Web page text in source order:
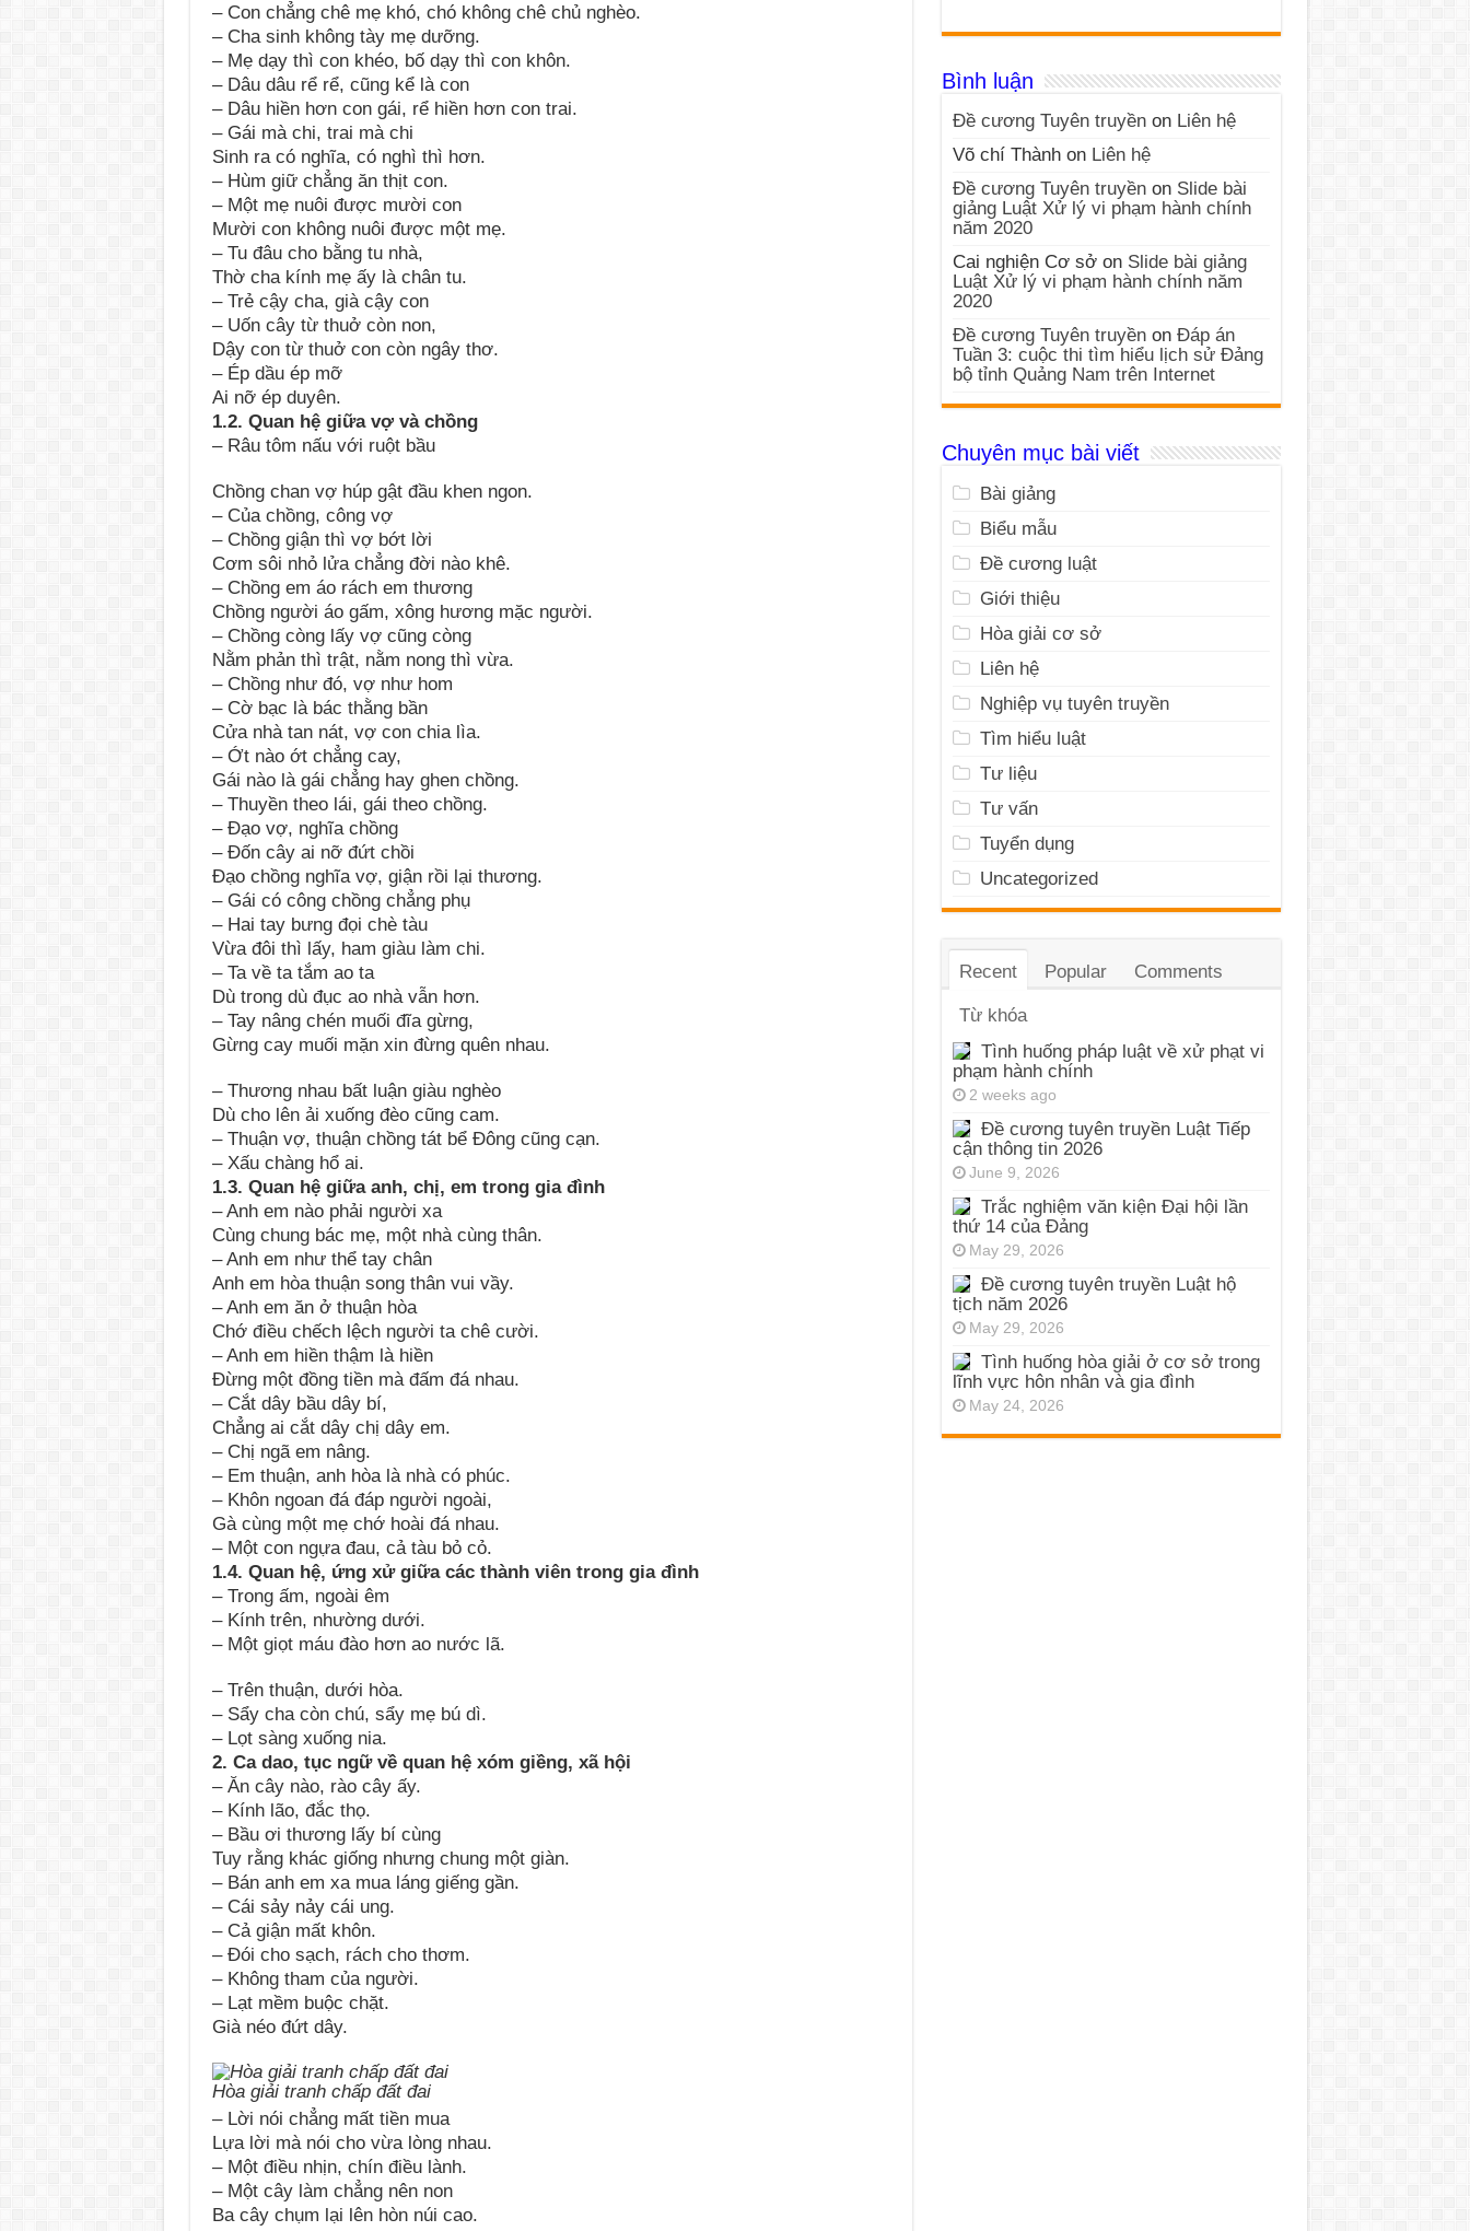
– Con chẳng chê mẹ khó, chó không chê chủ nghèo.
– Cha sinh không tày mẹ dưỡng.
– Mẹ dạy thì con khéo, bố dạy thì con khôn.
– Dâu dâu rể rể, cũng kể là con
– Dâu hiền hơn con gái, rể hiền hơn con trai.
– Gái mà chi, trai mà chi
Sinh ra có nghĩa, có nghì thì hơn.
– Hùm giữ chẳng ăn thịt con.
– Một mẹ nuôi được mười con
Mười con không nuôi được một mẹ.
– Tu đâu cho bằng tu nhà,
Thờ cha kính mẹ ấy là chân tu.
– Trẻ cậy cha, già cậy con
– Uốn cây từ thuở còn non,
Dậy con từ thuở con còn ngây thơ.
– Ép dầu ép mỡ
Ai nỡ ép duyên.
1.2. Quan hệ giữa vợ và chồng
– Râu tôm nấu với ruột bầu
Chồng chan vợ húp gật đầu khen ngon.
– Của chồng, công vợ
– Chồng giận thì vợ bớt lời
Cơm sôi nhỏ lửa chẳng đời nào khê.
– Chồng em áo rách em thương
Chồng người áo gấm, xông hương mặc người.
– Chồng còng lấy vợ cũng còng
Nằm phản thì trật, nằm nong thì vừa.
– Chồng như đó, vợ như hom
– Cờ bạc là bác thằng bần
Cửa nhà tan nát, vợ con chia lìa.
– Ớt nào ớt chẳng cay,
Gái nào là gái chẳng hay ghen chồng.
– Thuyền theo lái, gái theo chồng.
– Đạo vợ, nghĩa chồng
– Đốn cây ai nỡ đứt chồi
Đạo chồng nghĩa vợ, giận rồi lại thương.
– Gái có công chồng chẳng phụ
– Hai tay bưng đọi chè tàu
Vừa đôi thì lấy, ham giàu làm chi.
– Ta về ta tắm ao ta
Dù trong dù đục ao nhà vẫn hơn.
– Tay nâng chén muối đĩa gừng,
Gừng cay muối mặn xin đừng quên nhau.
– Thương nhau bất luận giàu nghèo
Dù cho lên ải xuống đèo cũng cam.
– Thuận vợ, thuận chồng tát bể Đông cũng cạn.
– Xấu chàng hổ ai.
1.3. Quan hệ giữa anh, chị, em trong gia đình
– Anh em nào phải người xa
Cùng chung bác mẹ, một nhà cùng thân.
– Anh em như thể tay chân
Anh em hòa thuận song thân vui vầy.
– Anh em ăn ở thuận hòa
Chớ điều chếch lệch người ta chê cười.
– Anh em hiền thậm là hiền
Đừng một đồng tiền mà đấm đá nhau.
– Cắt dây bầu dây bí,
Chẳng ai cắt dây chị dây em.
– Chị ngã em nâng.
– Em thuận, anh hòa là nhà có phúc.
– Khôn ngoan đá đáp người ngoài,
Gà cùng một mẹ chớ hoài đá nhau.
– Một con ngựa đau, cả tàu bỏ cỏ.
1.4. Quan hệ, ứng xử giữa các thành viên trong gia đình
– Trong ấm, ngoài êm
– Kính trên, nhường dưới.
– Một giọt máu đào hơn ao nước lã.
– Trên thuận, dưới hòa.
– Sẩy cha còn chú, sẩy mẹ bú dì.
– Lọt sàng xuống nia.
2. Ca dao, tục ngữ về quan hệ xóm giềng, xã hội
– Ăn cây nào, rào cây ấy.
– Kính lão, đắc thọ.
– Bầu ơi thương lấy bí cùng
Tuy rằng khác giống nhưng chung một giàn.
– Bán anh em xa mua láng giếng gần.
– Cái sảy nảy cái ung.
– Cả giận mất khôn.
– Đói cho sạch, rách cho thơm.
– Không tham của người.
– Lạt mềm buộc chặt.
Già néo đứt dây.
Hòa giải tranh chấp đất đai
– Lời nói chẳng mất tiền mua
Lựa lời mà nói cho vừa lòng nhau.
– Một điều nhịn, chín điều lành.
– Một cây làm chẳng nên non
Ba cây chụm lại lên hòn núi cao.
Bình luận
Đề cương Tuyên truyềnon Liên hệ
Võ chí Thànhon Liên hệ
Đề cương Tuyên truyềnon Slide bài
giảng Luật Xử lý vi phạm hành chính
năm 2020
Cai nghiện Cơ sởon Slide bài giảng
Luật Xử lý vi phạm hành chính năm
2020
Đề cương Tuyên truyềnon Đáp án
Tuần 3: cuộc thi tìm hiểu lịch sử Đảng
bộ tỉnh Quảng Nam trên Internet
Chuyên mục bài viết
Bài giảng
Biểu mẫu
Đề cương luật
Giới thiệu
Hòa giải cơ sở
Liên hệ
Nghiệp vụ tuyên truyền
Tìm hiểu luật
Tư liệu
Tư vấn
Tuyển dụng
Uncategorized
Recent Popular Comments
Từ khóa
Tình huống pháp luật về xử phạt vi
phạm hành chính
2 weeks ago
Đề cương tuyên truyền Luật Tiếp
cận thông tin 2026
June 9, 2026
Trắc nghiệm văn kiện Đại hội lần
thứ 14 của Đảng
May 29, 2026
Đề cương tuyên truyền Luật hộ
tịch năm 2026
May 29, 2026
Tình huống hòa giải ở cơ sở trong
lĩnh vực hôn nhân và gia đình
May 24, 2026